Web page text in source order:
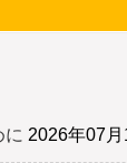
に 2026年07月